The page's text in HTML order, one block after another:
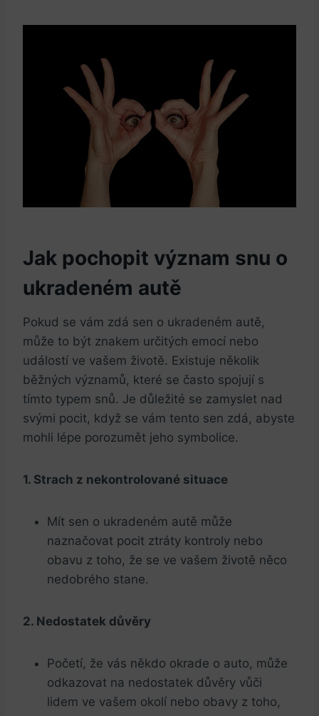
Jak⁢ pochopit význam snu o
ukradeném autě
Pokud se vám zdá ⁣sen ⁢o ukradeném autě,
může to být znakem určitých emocí nebo⁤
událostí ve vašem životě. Existuje několik
běžných významů, které se často spojují s
tímto typem snů. Je důležité se‌ zamyslet nad
svými pocit, když se vám tento sen zdá, abyste
mohli lépe porozumět jeho symbolice.
1. Strach z nekontrolované situace
Mít sen o ukradeném autě může
naznačovat pocit ztráty kontroly nebo
⁣obavu ​z toho, že se ve vašem⁢ životě něco
nedobrého stane.
2. Nedostatek ​důvěry
Početí, že vás někdo okrade o auto, může
odkazovat na nedostatek důvěry vůči
lidem ve vašem okolí nebo obavy z toho,